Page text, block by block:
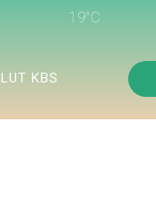
19°C
KBS